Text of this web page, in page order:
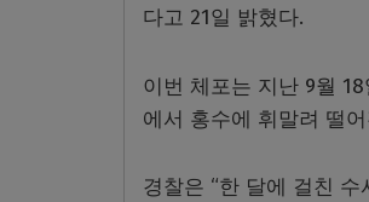
다고 21일 밝혔다.
이번 체포는 지난 9월
에서 홍수에 휘말려 떨
경찰은 “한 달에 걸친